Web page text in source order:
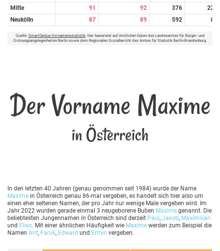
Mitte
91 92 376
22
Neukölln
87 89 592 8
Quelle: SmartGenius-Vornamensstatistik, hier basierend auf Amtlichen Daten des Landesamtes für Bürger- und
Ordnungsangelegenheiten Berlin sowie dem Regionalen Sozialbericht des Amtes für Statistik Berlin-Brandenburg.
Der Vorname Maxime
in Österreich
In den letzten 40 Jahren (genau genommen seit 1984) wurde der Name
Maxime in Österreich genau 86-mal vergeben, es handelt sich hier also um
einen eher seltenen Namen, der pro Jahr nur wenige Male vergeben wird. Im
Jahr 2022 wurden gerade einmal 3 neugeborene Buben Maxime genannt. Die
beliebtesten Jungennamen in Österreich sind derzeit Paul , Jakob, Maximilian
und Elias. Mit einer ähnlichen Häufigkeit wie Maxime werden zum Beispiel die
Namen Arif, Faruk, Edward und Ermin vergeben.